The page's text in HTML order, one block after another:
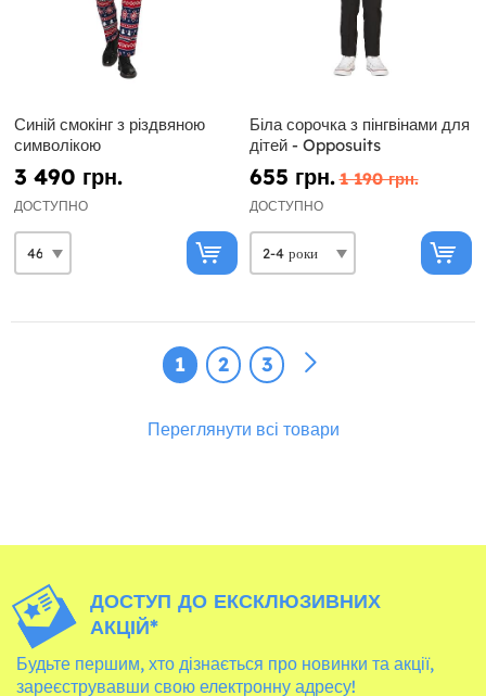
Синій смокінг з різдвяною
символікою
3 490 грн.
ДОСТУПНО
Біла сорочка з пінгвінами для
дітей - Opposuits
655 грн. 1 190 грн.
ДОСТУПНО
1 2 3
Переглянути всі товари
ДОСТУП ДО ЕКСКЛЮЗИВНИХ
АКЦІЙ*
Будьте першим, хто дізнається про новинки та акції,
зареєструвавши свою електронну адресу!